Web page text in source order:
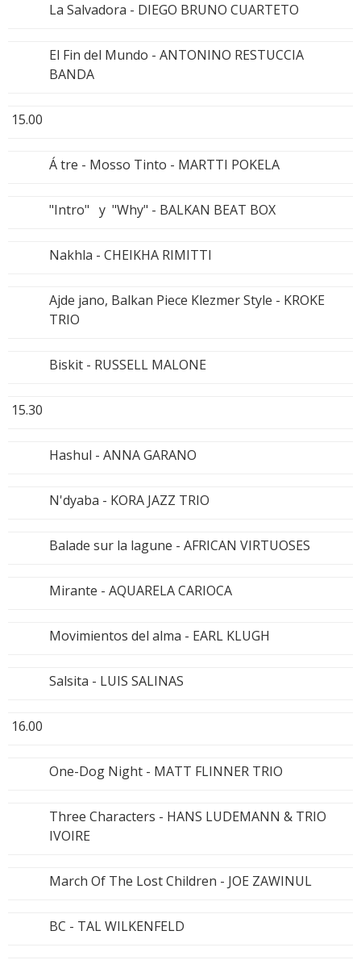
La Salvadora - DIEGO BRUNO CUARTETO
El Fin del Mundo - ANTONINO RESTUCCIA
BANDA
15.00
Á tre - Mosso Tinto - MARTTI POKELA
"Intro" y "Why" - BALKAN BEAT BOX
Nakhla - CHEIKHA RIMITTI
Ajde jano, Balkan Piece Klezmer Style - KROKE
TRIO
Biskit - RUSSELL MALONE
15.30
Hashul - ANNA GARANO
N'dyaba - KORA JAZZ TRIO
Balade sur la lagune - AFRICAN VIRTUOSES
Mirante - AQUARELA CARIOCA
Movimientos del alma - EARL KLUGH
Salsita - LUIS SALINAS
16.00
One-Dog Night - MATT FLINNER TRIO
Three Characters - HANS LUDEMANN & TRIO
IVOIRE
March Of The Lost Children - JOE ZAWINUL
BC - TAL WILKENFELD